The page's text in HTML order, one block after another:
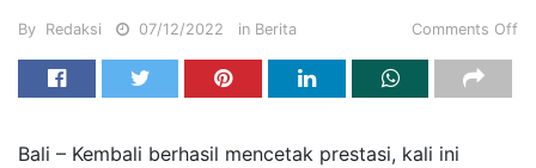
By Redaksi 07/12/2022 in Berita Comments Off
Bali – Kembali berhasil mencetak prestasi, kali ini